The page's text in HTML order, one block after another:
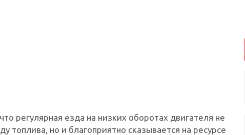
регулярная езда на низких оборотах двигателя не
топлива, но и благоприятно сказывается на ресурсе